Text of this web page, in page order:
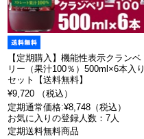
【定期購入】機能性表示クランベ
リー（果汁100％）500ml×6本入り
セット【送料無料】
¥9,720 （税込）
定期通常価格:¥8,748（税込）
お気に入りの登録人数：7人
定期送料無料商品